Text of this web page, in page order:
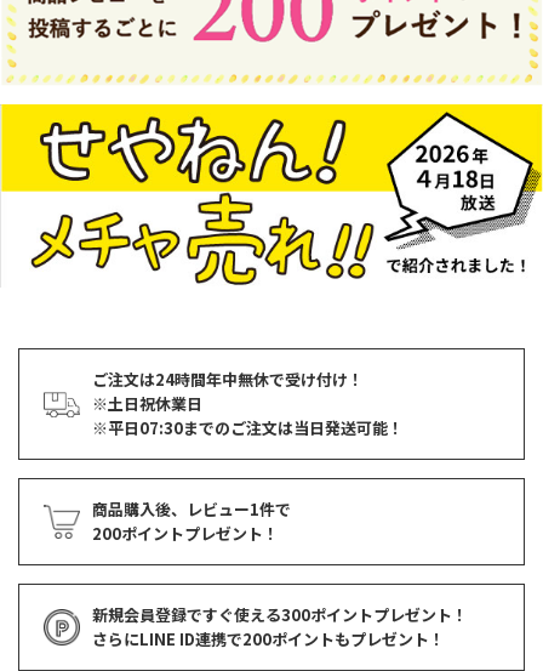
ご注文は24時間年中無休で受け付け！
※土日祝休業日
※平日07:30までのご注文は当日発送可能！
商品購入後、レビュー1件で
200ポイントプレゼント！
新規会員登録ですぐ使える300ポイントプレゼント！
さらにLINE ID連携で200ポイントもプレゼント！